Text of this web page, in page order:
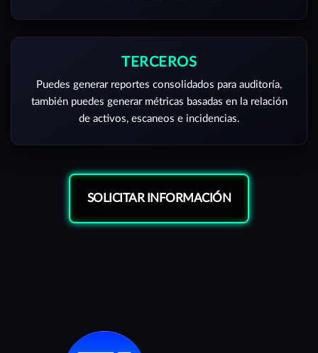
TERCEROS
Puedes generar reportes consolidados para auditoría,
también puedes generar métricas basadas en la relación
de activos, escaneos e incidencias.
SOLICITAR INFORMACIÓN